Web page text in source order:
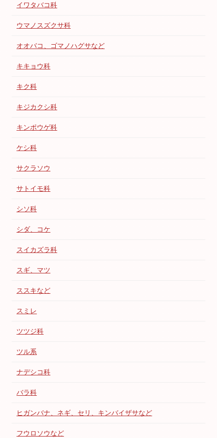
イワタバコ科
ウマノスズクサ科
オオバコ、ゴマノハグサなど
キキョウ科
キク科
キジカクシ科
キンポウゲ科
ケシ科
サクラソウ
サトイモ科
シソ科
シダ、コケ
スイカズラ科
スギ、マツ
ススキなど
スミレ
ツツジ科
ツル系
ナデシコ科
バラ科
ヒガンバナ、ネギ、セリ、キンバイザサなど
フウロソウなど